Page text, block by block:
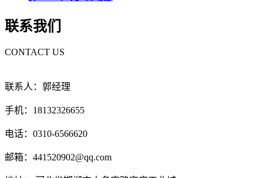
联系我们
CONTACT US
联系人：郭经理
手机：18132326655
电话：0310-6566620
邮箱：441520902@qq.com